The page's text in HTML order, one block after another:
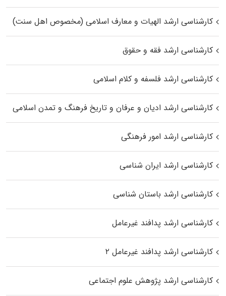
کارشناسی ارشد الهیات و معارف اسلامی (مخصوص اهل سنت)
کارشناسی ارشد فقه و حقوق
کارشناسی ارشد فلسفه و کلام اسلامی
کارشناسی ارشد ادیان و عرفان و تاریخ فرهنگ و تمدن اسلامی
کارشناسی ارشد امور فرهنگی
کارشناسی ارشد ایران شناسی
کارشناسی ارشد باستان شناسی
کارشناسی ارشد پدافند غیرعامل
کارشناسی ارشد پدافند غیرعامل ۲
کارشناسی ارشد پژوهش علوم اجتماعی